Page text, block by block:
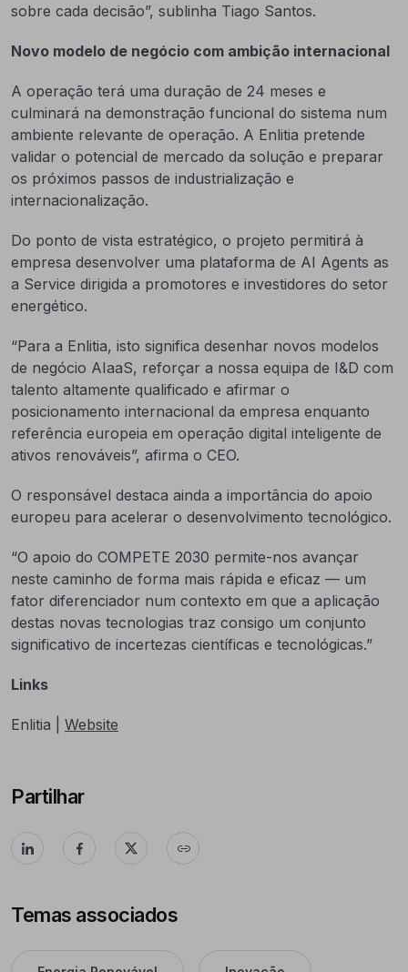
sobre cada decisão”, sublinha Tiago Santos.
Novo modelo de negócio com ambição internacional
A operação terá uma duração de 24 meses e
culminará na demonstração funcional do sistema num
ambiente relevante de operação. A Enlitia pretende
validar o potencial de mercado da solução e preparar
os próximos passos de industrialização e
internacionalização.
Do ponto de vista estratégico, o projeto permitirá à
empresa desenvolver uma plataforma de AI Agents as
a Service dirigida a promotores e investidores do setor
energético.
“Para a Enlitia, isto significa desenhar novos modelos
de negócio AIaaS, reforçar a nossa equipa de I&D com
talento altamente qualificado e afirmar o
posicionamento internacional da empresa enquanto
referência europeia em operação digital inteligente de
ativos renováveis”, afirma o CEO.
O responsável destaca ainda a importância do apoio
europeu para acelerar o desenvolvimento tecnológico.
“O apoio do COMPETE 2030 permite-nos avançar
neste caminho de forma mais rápida e eficaz — um
fator diferenciador num contexto em que a aplicação
destas novas tecnologias traz consigo um conjunto
significativo de incertezas científicas e tecnológicas.”
Links
Enlitia | Website
Partilhar
Temas associados